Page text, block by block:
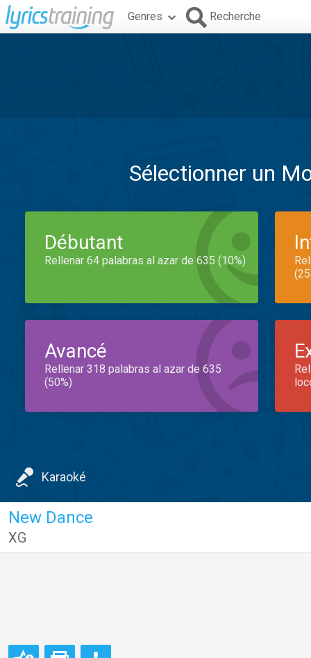
Genres Recherche
Sélectionner un
Débutant
Rellenar 64 palabras al azar de 635 (10%)
Avancé
Rellenar 318 palabras al azar de 635
(50%)
Karaoké
New Dance
XG